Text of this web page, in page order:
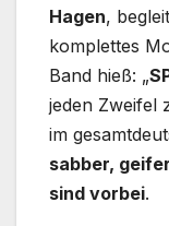
Hagen,
komplettes
Band hieß: „
jeden Zweifel
im
sabber,
sind vorbei.